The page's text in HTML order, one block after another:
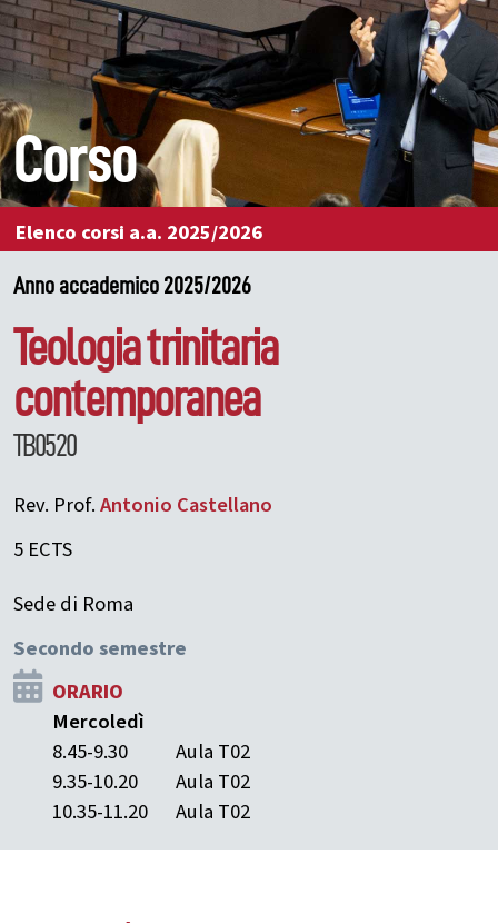
Corso
Elenco corsi a.a. 2025/2026
Anno accademico 2025/2026
Teologia trinitaria
contemporanea
TB0520
Rev. Prof.Antonio Castellano
5 ECTS
Sede di Roma
Secondo semestre
ORARIO
Mercoledì
8.45-9.30
Aula T02
9.35-10.20
Aula T02
10.35-11.20
Aula T02